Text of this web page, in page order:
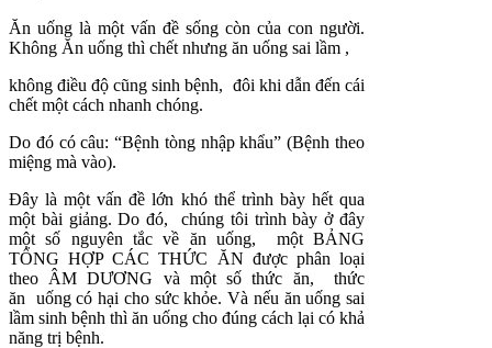
Ăn uống là một vấn đề sống còn của con người.
Không Ăn uống thì chết nhưng ăn uống sai lầm ,
không điều độ cũng sinh bệnh, đôi khi dẫn đến cái
chết một cách nhanh chóng.
Do đó có câu: “Bệnh tòng nhập khẩu” (Bệnh theo
miệng mà vào).
Đây là một vấn đề lớn khó thể trình bày hết qua
một bài giảng. Do đó, chúng tôi trình bày ở đây
một số nguyên tắc về ăn uống, một BẢNG
TỔNG HỢP CÁC THỨC ĂN được phân loại
theo ÂM DƯƠNG và một số thức ăn, thức
ăn uống có hại cho sức khỏe. Và nếu ăn uống sai
lầm sinh bệnh thì ăn uống cho đúng cách lại có khả
năng trị bệnh.